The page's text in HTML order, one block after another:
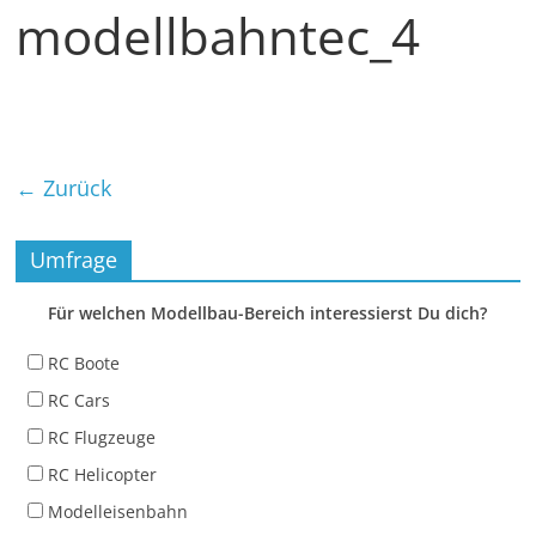
modellbahntec_4
← Zurück
Umfrage
Für welchen Modellbau-Bereich interessierst Du dich?
RC Boote
RC Cars
RC Flugzeuge
RC Helicopter
Modelleisenbahn